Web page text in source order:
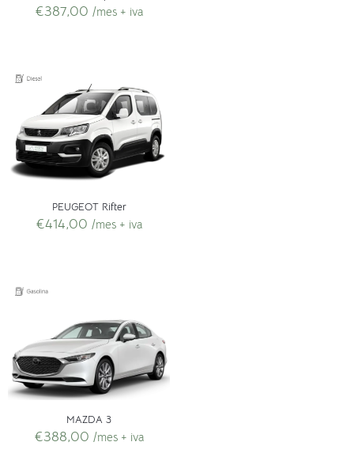
€387,00 /mes + iva
PEUGEOT Rifter
€414,00 /mes + iva
MAZDA 3
€388,00 /mes + iva